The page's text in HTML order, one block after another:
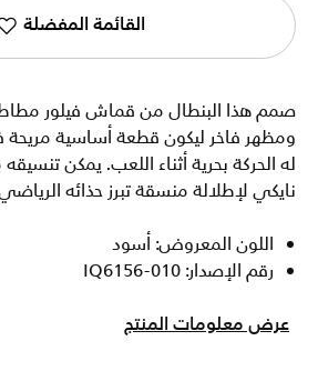
القائمة المفضلة
صمم هذا البنطال من قماش فيلور
ومظهر فاخر ليكون قطعة أساسية مريحة
له الحركة بحرية أثناء اللعب. يمكن
نايكي لإطلالة منسقة تبرز حذائه
اللون المعروض: أسود
رقم الإصدار: IQ6156-010
عرض معلومات المنتج